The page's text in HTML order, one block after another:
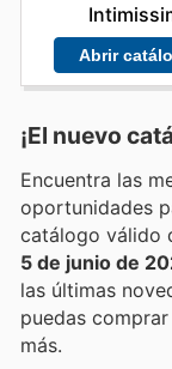
Abrir
¡El nuevo
Encuentra las
catálogo válido
5 de junio de
las últimas
puedas
más.